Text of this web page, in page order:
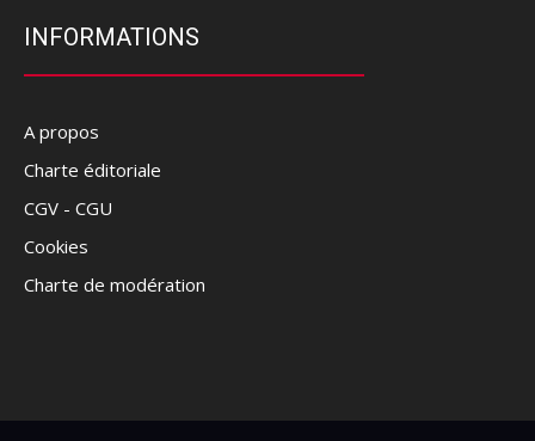
INFORMATIONS
A propos
Charte éditoriale
CGV - CGU
Cookies
Charte de modération